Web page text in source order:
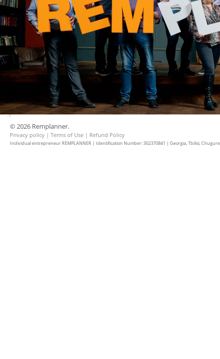
© 2026 Remplanner.
Privacy policy | Terms of Use | Refund Policy
Individual entrepreneur REMPLANNER | Identification Number: 302370841 | Georgia, Tbilisi,